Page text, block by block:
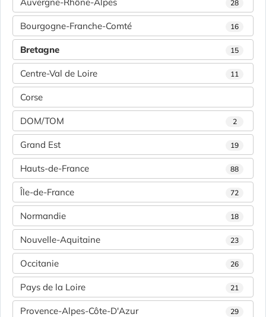
28
Bourgogne-Franche-Comté 16
Bretagne 15
Centre-Val de Loire 11
Corse
DOM/TOM 2
Grand Est 19
Hauts-de-France 88
Île-de-France 72
Normandie 18
Nouvelle-Aquitaine 23
Occitanie 26
Pays de la Loire 21
Provence-Alpes-Côte-D'Azur 29